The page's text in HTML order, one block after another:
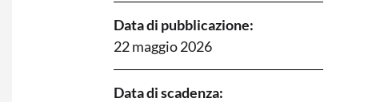
Data di pubblicazione:
22 maggio 2026
Data di scadenza: